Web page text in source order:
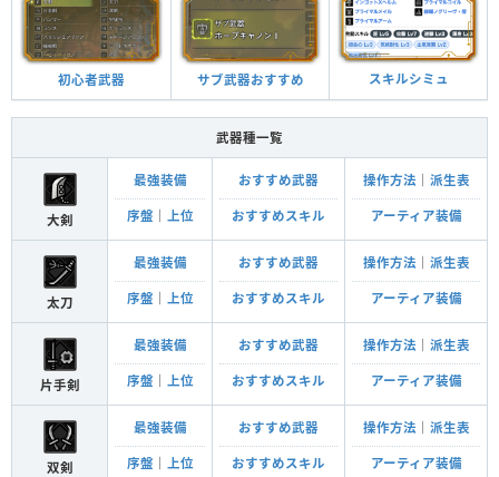
初心者武器 サブ武器おすすめ スキルシミュ
武器種一覧
大剣
最強装備
序盤 上位
おすすめ武器
おすすめスキル
操作方法 派生表
アーティア装備
太刀
最強装備
序盤 上位
おすすめ武器
おすすめスキル
操作方法 派生表
アーティア装備
片手剣
最強装備
序盤 上位
おすすめ武器
おすすめスキル
操作方法 派生表
アーティア装備
双剣
最強装備
序盤 上位
おすすめ武器
おすすめスキル
操作方法 派生表
アーティア装備